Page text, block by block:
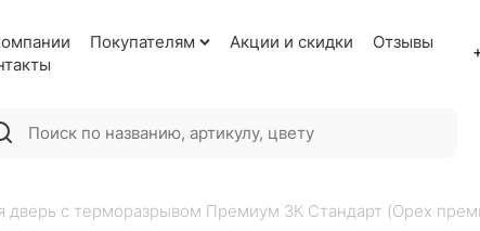
Покупателям Акции и скидки
Отзывы
дверь с терморазрывом Премиум 3К Стандарт (Орех